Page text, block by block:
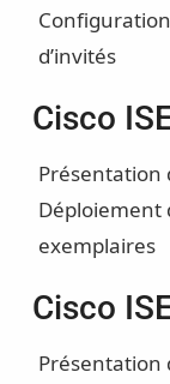
d’invités
Cisco
Présentation
Déploiement
exemplaires
Cisco
Présentation